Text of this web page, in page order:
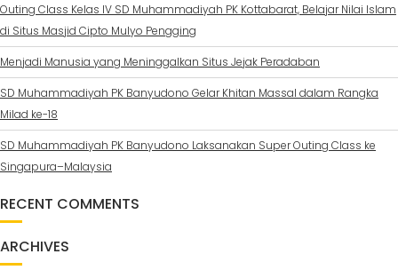
Outing Class Kelas IV SD Muhammadiyah PK Kottabarat, Belajar Nilai Islam
di Situs Masjid Cipto Mulyo Pengging
Menjadi Manusia yang Meninggalkan Situs Jejak Peradaban
SD Muhammadiyah PK Banyudono Gelar Khitan Massal dalam Rangka
Milad ke-18
SD Muhammadiyah PK Banyudono Laksanakan Super Outing Class ke
Singapura–Malaysia
RECENT COMMENTS
ARCHIVES